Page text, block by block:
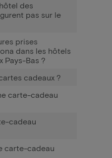
des
pas sur le
prises
dans les hôtels
Pays-Bas ?
cadeaux ?
carte-cadeau
cadeau
carte-cadeau